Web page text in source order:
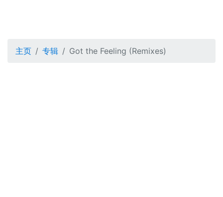
主页 专辑 Got the Feeling (Remixes)